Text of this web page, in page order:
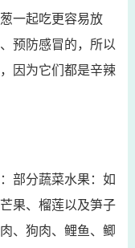
一起吃更容易放
预防感冒的，所以
因为它们都是辛辣
部分蔬菜水果：如
果、榴莲以及笋子
、狗肉、鲤鱼、鲫